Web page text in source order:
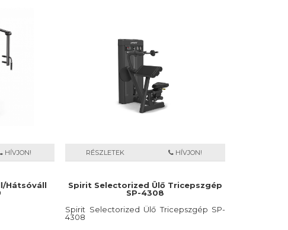
HÍVJON!
Hátsóváll
RÉSZLETEK HÍVJON!
Spirit Selectorized Ülő Tricepszgép
SP-4308
Spirit Selectorized Ülő Tricepszgép SP-
4308